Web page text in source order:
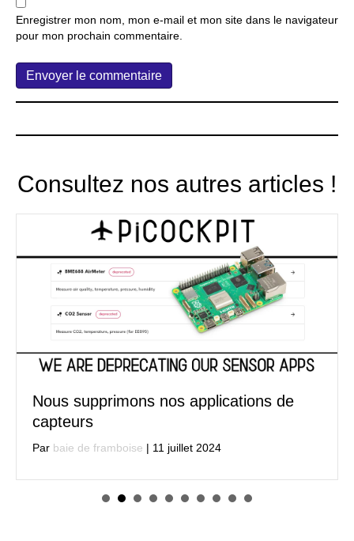
Enregistrer mon nom, mon e-mail et mon site dans le navigateur
pour mon prochain commentaire.
Consultez nos autres articles !
Nous supprimons nos applications de
capteurs
Par baie de framboise | 11 juillet 2024